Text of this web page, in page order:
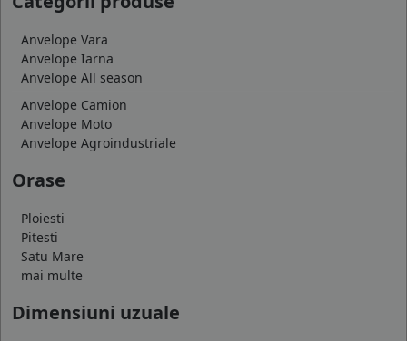
Anvelope Vara
Anvelope Iarna
Anvelope All season
Anvelope Camion
Anvelope Moto
Anvelope Agroindustriale
Orase
Ploiesti
Pitesti
Satu Mare
mai multe
Dimensiuni uzuale